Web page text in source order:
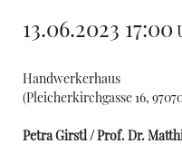
13.06.2023 17:00
Handwerkerhaus
(Pleicherkirchgasse 16,
Petra Girstl / Prof. Dr.